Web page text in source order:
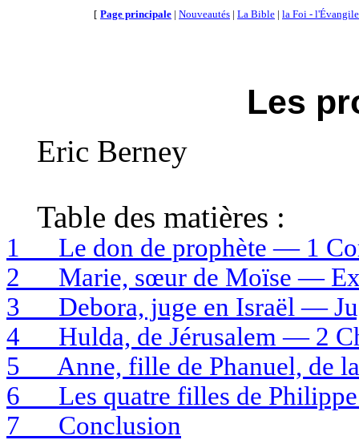
[ Page principale | Nouveautés | La Bible | la Foi - l'Évangile
Les
Eric Berney
Table des matières :
1
Le don de prophète — 1
2
Marie, sœur de Moïse —
3
Debora, juge en Israël —
4
Hulda, de Jérusalem — 2
5
Anne, fille de Phanuel, de
6
Les quatre filles de
7
Conclusion